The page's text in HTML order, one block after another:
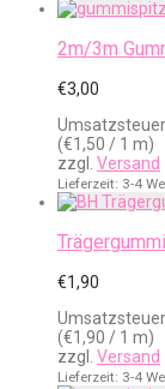
2m/3m
€3,00
(€1,50 / 1 m)
zzgl. Versand
Lieferzeit: 3-4
€1,90
(€1,90 / 1 m)
zzgl. Versand
Lieferzeit: 3-4